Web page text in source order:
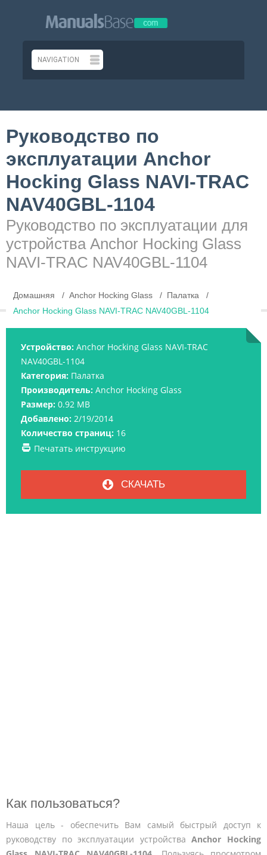
Руководство по
эксплуатации Anchor
Hocking Glass NAVI-TRAC
NAV40GBL-1104
Руководство по эксплуатации для
устройства Anchor Hocking Glass
NAVI-TRAC NAV40GBL-1104
Домашняя Anchor Hocking Glass
Палатка
Anchor Hocking Glass NAVI-TRAC NAV40GBL-1104
Устройство: Anchor Hocking Glass NAVI-TRAC
NAV40GBL-1104
Категория: Палатка
Производитель: Anchor Hocking Glass
Размер: 0.92 MB
Добавлено: 2/19/2014
Количество страниц: 16
Печатать инструкцию
СКАЧАТЬ
Как пользоваться?
Наша цель - обеспечить Вам самый быстрый доступ к
руководству по эксплуатации устройстваAnchor Hocking